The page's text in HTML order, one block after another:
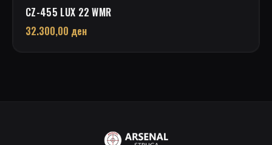
CZ-455 LUX 22 WMR
32.300,00 ден